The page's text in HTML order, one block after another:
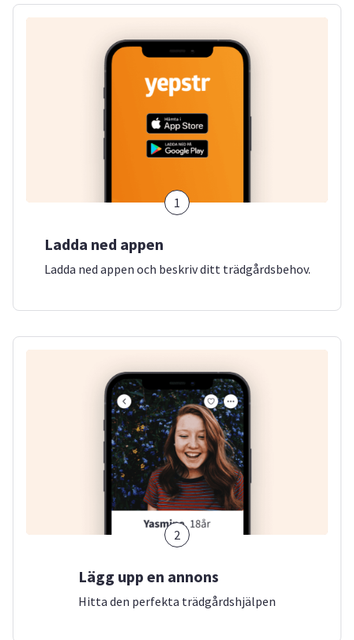
1
Ladda ned appen
Ladda ned appen och beskriv ditt trädgårdsbehov.
2
Lägg upp en annons
Hitta den perfekta trädgårdshjälpen